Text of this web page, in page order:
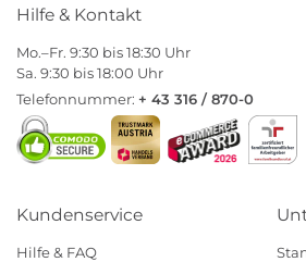
Hilfe & Kontakt
Mo.–Fr. 9:30 bis 18:30 Uhr
Sa. 9:30 bis 18:00 Uhr
Telefonnummer: + 43 316 / 870-0
Kundenservice
Hilfe & FAQ